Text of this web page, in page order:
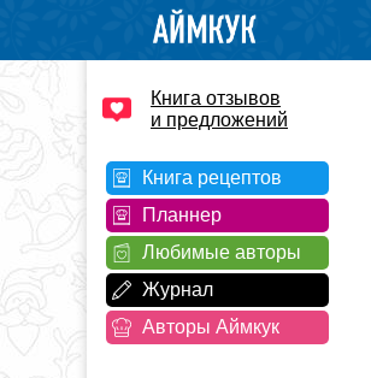
Книга отзывов
и предложений
Книга рецептов
Планнер
Любимые авторы
Журнал
Авторы Аймкук